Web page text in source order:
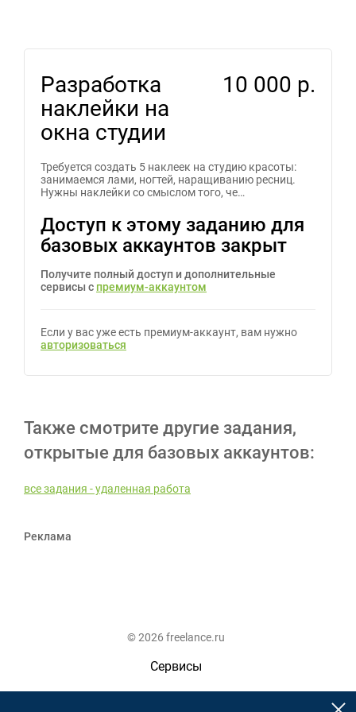
Разработка
наклейки на
окна студии
10 000 р.
Требуется создать 5 наклеек на студию красоты:
занимаемся лами, ногтей, наращиванию ресниц.
Нужны наклейки со смыслом того, че…
Доступ к этому заданию для
базовых аккаунтов закрыт
Получите полный доступ и дополнительные
сервисы с премиум-аккаунтом
Если у вас уже есть премиум-аккаунт, вам нужно
авторизоваться
Также смотрите другие задания,
открытые для базовых аккаунтов:
все задания - удаленная работа
Реклама
© 2026 freelance.ru
Сервисы
Помощь